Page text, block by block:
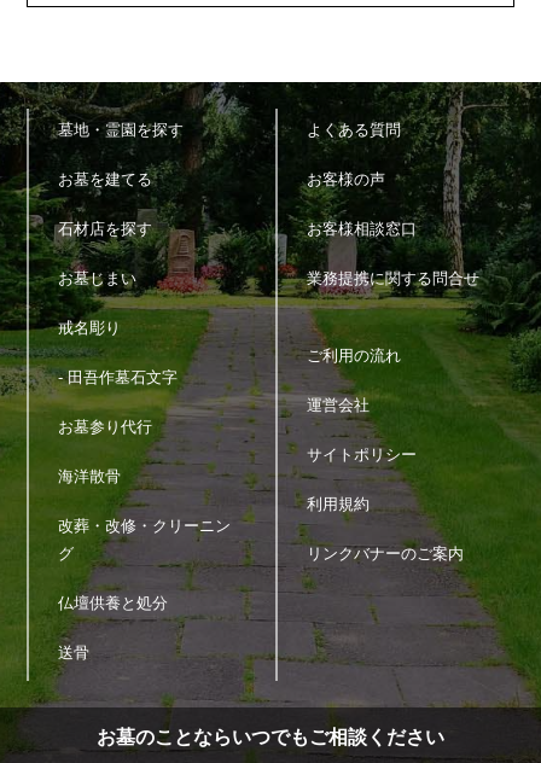
お墓のことならいつでもご相談ください
墓地・霊園を探す
お墓を建てる
石材店を探す
お墓じまい
戒名彫り
- 田吾作墓石文字
お墓参り代行
海洋散骨
改葬・改修・クリーニン
グ
仏壇供養と処分
送骨
よくある質問
お客様の声
お客様相談窓口
業務提携に関する問合せ
ご利用の流れ
運営会社
サイトポリシー
利用規約
リンクバナーのご案内